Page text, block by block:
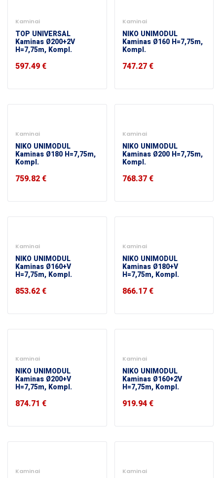
Kaminai
TOP UNIVERSAL
Kaminas Ø200+2V
H=7,75m, Kompl.
597.49€
Kaminai
NIKO UNIMODUL
Kaminas Ø160 H=7,75m,
Kompl.
747.27€
Kaminai
NIKO UNIMODUL
Kaminas Ø180 H=7,75m,
Kompl.
759.82€
Kaminai
NIKO UNIMODUL
Kaminas Ø200 H=7,75m,
Kompl.
768.37€
Kaminai
NIKO UNIMODUL
Kaminas Ø160+V
H=7,75m, Kompl.
853.62€
Kaminai
NIKO UNIMODUL
Kaminas Ø180+V
H=7,75m, Kompl.
866.17€
Kaminai
NIKO UNIMODUL
Kaminas Ø200+V
H=7,75m, Kompl.
874.71 €
Kaminai
NIKO UNIMODUL
Kaminas Ø160+2V
H=7,75m, Kompl.
919.94€
Kaminai Kaminai